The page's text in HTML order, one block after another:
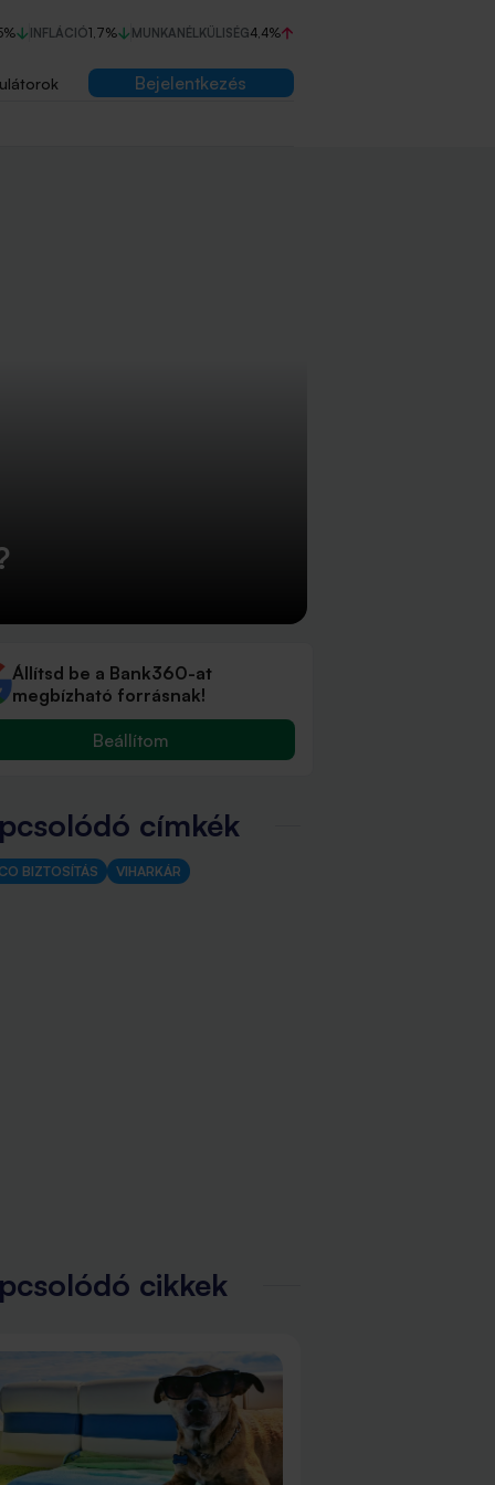
INFLÁCIÓ1,7% MUNKANÉLKÜLISÉG4,4%
Bejelentkezés
Állítsd be a Bank360-at
megbízható forrásnak!
Beállítom
címkék
BIZTOSÍTÁS VIHARKÁR
cikkek